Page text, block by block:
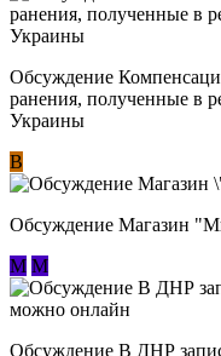
Обсуждение
ранения, полученные в
Украины
В
Обсуждение Магазин
М М
Обсуждение В ДНР